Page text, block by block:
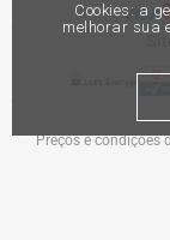
Cookies: a
melhorar sua
Preços e condições